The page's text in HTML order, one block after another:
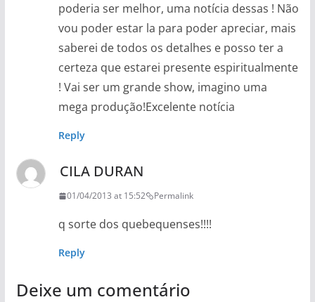
poderia ser melhor, uma notícia dessas ! Não
vou poder estar la para poder apreciar, mais
saberei de todos os detalhes e posso ter a
certeza que estarei presente espiritualmente
! Vai ser um grande show, imagino uma
mega produção!Excelente notícia
Reply
CILA DURAN
01/04/2013 at 15:52 Permalink
q sorte dos quebequenses!!!!
Reply
Deixe um comentário